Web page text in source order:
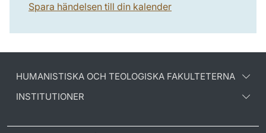
Spara händelsen till din kalender
HUMANISTISKA OCH TEOLOGISKA FAKULTETERNA
INSTITUTIONER